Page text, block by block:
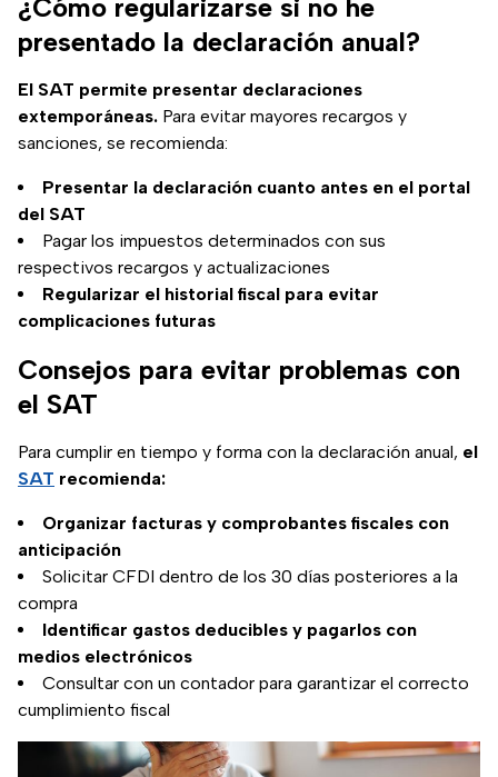
¿Cómo regularizarse si no he
presentado la declaración anual?
El SAT permite presentar declaraciones
extemporáneas. Para evitar mayores recargos y
sanciones, se recomienda:
Presentar la declaración cuanto antes en el portal
del SAT
Pagar los impuestos determinados con sus
respectivos recargos y actualizaciones
Regularizar el historial fiscal para evitar
complicaciones futuras
Consejos para evitar problemas con
el SAT
Para cumplir en tiempo y forma con la declaración anual, el
SAT recomienda:
Organizar facturas y comprobantes fiscales con
anticipación
Solicitar CFDI dentro de los 30 días posteriores a la
compra
Identificar gastos deducibles y pagarlos con
medios electrónicos
Consultar con un contador para garantizar el correcto
cumplimiento fiscal